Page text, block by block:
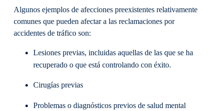
Algunos ejemplos de afecciones preexistentes relativamente
comunes que pueden afectar a las reclamaciones por
accidentes de tráfico son:
Lesiones previas, incluidas aquellas de las que se ha
recuperado o que está controlando con éxito.
Cirugías previas
Problemas o diagnósticos previos de salud mental